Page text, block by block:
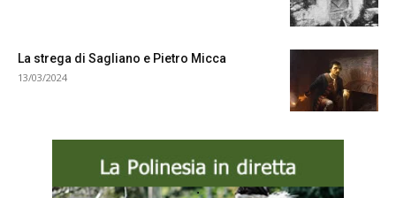
La strega di Sagliano e Pietro Micca
13/03/2024
.